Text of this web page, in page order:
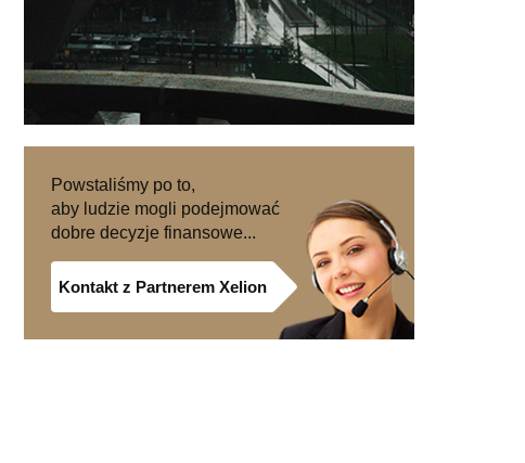
Powstaliśmy po to,
aby ludzie mogli podejmować
dobre decyzje finansowe...
Kontakt z Partnerem Xelion